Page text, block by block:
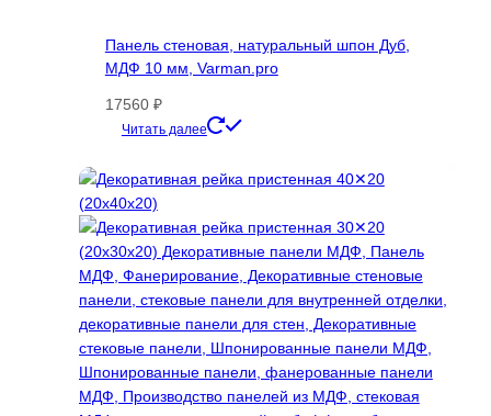
выбрать
на
Панель стеновая, натуральный шпон Дуб,
МДФ 10 мм, Varman.pro
17560 ₽
Читать далее
имеет
вариаций.
Опции
можно
выбрать
на
странице
товара.